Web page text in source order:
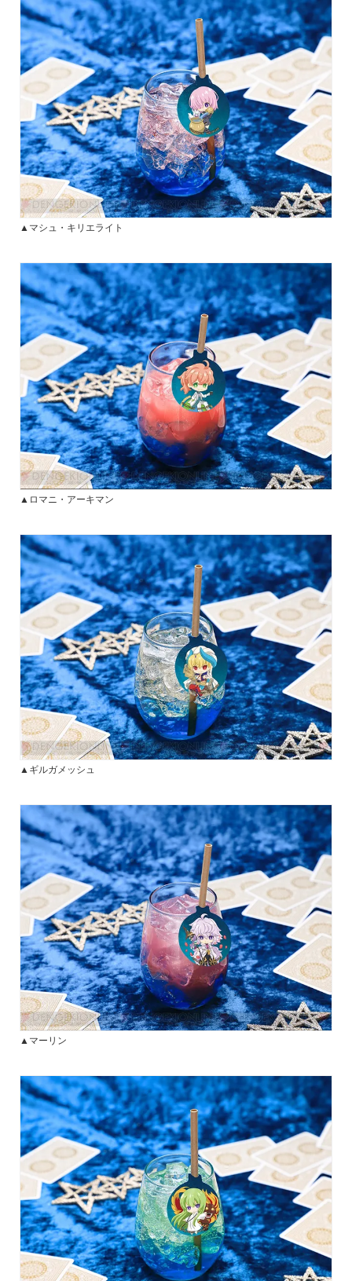
▲マシュ・キリエライト
▲ロマニ・アーキマン
▲ギルガメッシュ
▲マーリン